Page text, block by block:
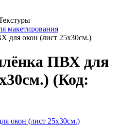
макетирования
для окон (лист 25х30см.)
ПВХ для
(Код: